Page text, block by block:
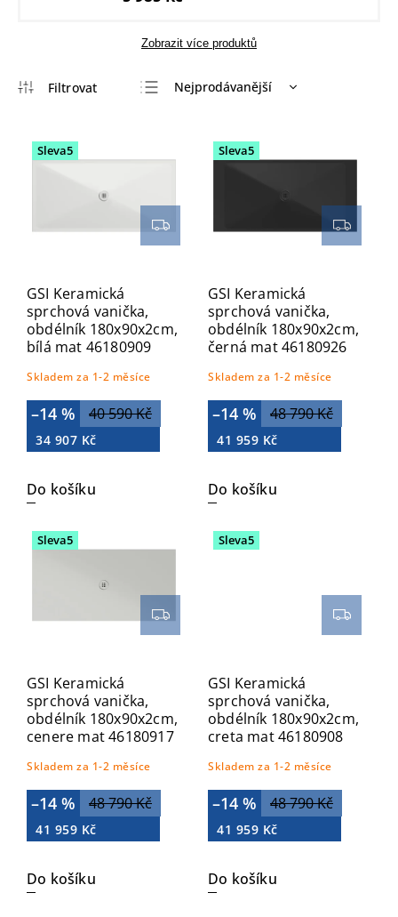
Zobrazit více produktů
Nejprodávanější
Nejdražší
Sleva5
GSI Keramická
sprchová vanička,
obdélník 180x90x2cm,
bílá mat 46180909
Skladem za 1-2 měsíce
40 590 Kč
–14 %
34 907 Kč
Do košíku
Sleva5
GSI Keramická
sprchová vanička,
obdélník 180x90x2cm,
černá mat 46180926
Skladem za 1-2 měsíce
48 790 Kč
–14 %
41 959 Kč
Do košíku
Sleva5
GSI Keramická
sprchová vanička,
obdélník 180x90x2cm,
cenere mat 46180917
Skladem za 1-2 měsíce
48 790 Kč
–14 %
41 959 Kč
Do košíku
Sleva5
GSI Keramická
sprchová vanička,
obdélník 180x90x2cm,
creta mat 46180908
Skladem za 1-2 měsíce
48 790 Kč
–14 %
41 959 Kč
Do košíku